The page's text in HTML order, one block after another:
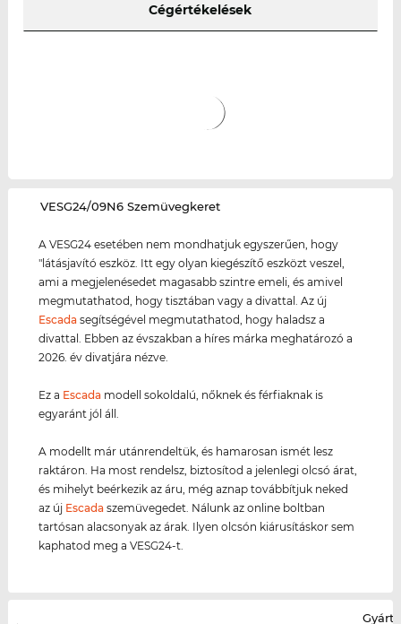
Cégértékelések
‌VESG24/09N6 Szemüvegkeret
A VESG24 esetében nem mondhatjuk egyszerűen, hogy
"látásjavító eszköz. Itt egy olyan kiegészítő eszközt veszel,
ami a megjelenésedet magasabb szintre emeli, és amivel
megmutathatod, hogy tisztában vagy a divattal. Az új
Escada segítségével megmutathatod, hogy haladsz a
divattal. Ebben az évszakban a híres márka meghatározó a
2026. év divatjára nézve.
Ez a Escada modell sokoldalú, nőknek és férfiaknak is
egyaránt jól áll.
A modellt már utánrendeltük, és hamarosan ismét lesz
raktáron. Ha most rendelsz, biztosítod a jelenlegi olcsó árat,
és mihelyt beérkezik az áru, még aznap továbbítjuk neked
az új Escada szemüvegedet. Nálunk az online boltban
tartósan alacsonyak az árak. Ilyen olcsón kiárusításkor sem
kaphatod meg a VESG24-t.